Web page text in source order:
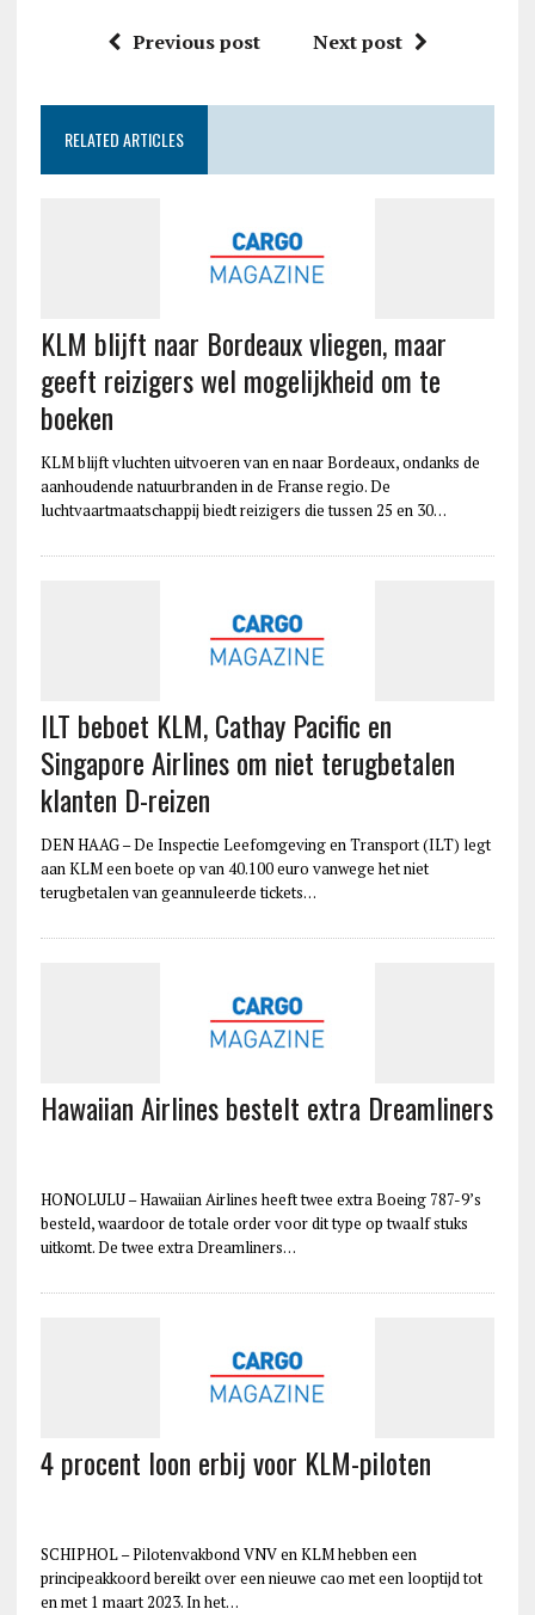
Previous post Next post
RELATED ARTICLES
KLM blijft naar Bordeaux vliegen, maar
geeft reizigers wel mogelijkheid om te
boeken
KLM blijft vluchten uitvoeren van en naar Bordeaux, ondanks de
aanhoudende natuurbranden in de Franse regio. De
luchtvaartmaatschappij biedt reizigers die tussen 25 en 30…
ILT beboet KLM, Cathay Pacific en
Singapore Airlines om niet terugbetalen
klanten D-reizen
DEN HAAG – De Inspectie Leefomgeving en Transport (ILT) legt
aan KLM een boete op van 40.100 euro vanwege het niet
terugbetalen van geannuleerde tickets…
Hawaiian Airlines bestelt extra Dreamliners
HONOLULU – Hawaiian Airlines heeft twee extra Boeing 787-9’s
besteld, waardoor de totale order voor dit type op twaalf stuks
uitkomt. De twee extra Dreamliners…
4 procent loon erbij voor KLM-piloten
SCHIPHOL – Pilotenvakbond VNV en KLM hebben een
principeakkoord bereikt over een nieuwe cao met een looptijd tot
en met 1 maart 2023. In het…